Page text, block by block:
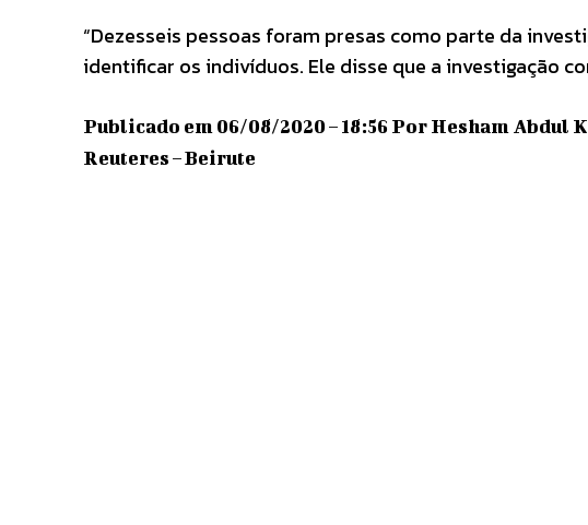
“Dezesseis pessoas foram presas como parte da
identificar os indivíduos. Ele disse que a investigação
Publicado em 06/08/2020 – 18:56 Por Hesham Abdul
Reuteres – Beirute